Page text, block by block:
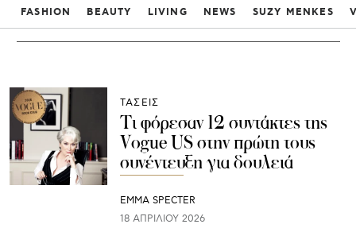
FASHION BEAUTY LIVING NEWS SUZY MENKES
ΤΑΣΕΙΣ
Τι φόρεσαν 12 συντάκτες της
Vogue US στην πρώτη τους
συνέντευξη για δουλειά
EMMA SPECTER
18 ΑΠΡΙΛΊΟΥ 2026